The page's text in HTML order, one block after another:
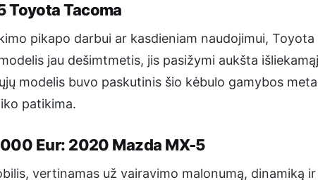
Toyota Tacoma
pikapo darbui ar kasdieniam naudojimui, Toyota
jau dešimtmetis, jis pasižymi aukšta
modelis buvo paskutinis šio kėbulo gamybos
patikima.
Eur: 2020 Mazda MX-5
vertinamas už vairavimo malonumą, dinamiką